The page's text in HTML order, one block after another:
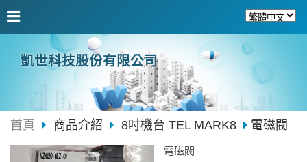
凱世科技股份有限公司
首頁 商品介紹 8吋機台 TEL MARK8 電磁閥
電磁閥